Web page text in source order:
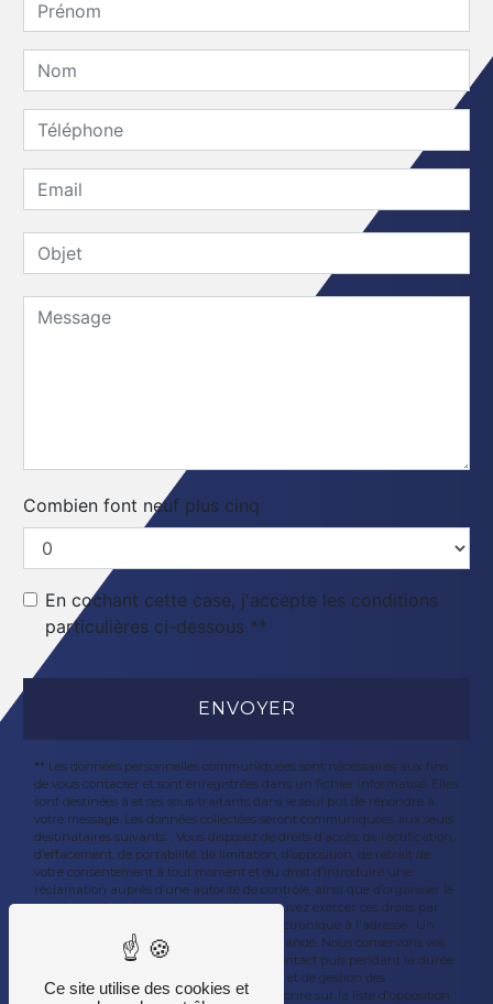
Combien font neuf plus cinq
En cochant cette case, j'accepte les conditions
particulières ci-dessous **
ENVOYER
** Les données personnelles communiquées sont nécessaires aux fins
de vous contacter et sont enregistrées dans un fichier informatisé. Elles
sont destinées à et ses sous-traitants dans le seul but de répondre à
votre message. Les données collectées seront communiquées aux seuls
destinataires suivants: . Vous disposez de droits d’accès, de rectification,
d’effacement, de portabilité, de limitation, d’opposition, de retrait de
votre consentement à tout moment et du droit d’introduire une
réclamation auprès d’une autorité de contrôle, ainsi que d’organiser le
sort de vos données post-mortem. Vous pouvez exercer ces droits par
voie postale à l'adresse ou par courrier électronique à l'adresse . Un
justificatif d'identité pourra vous être demandé. Nous conservons vos
données pendant la période de prise de contact puis pendant la durée
de prescription légale aux fins probatoires et de gestion des
contentieux. Vous avez le droit de vous inscrire sur la liste d'opposition
Ce site utilise des cookies et